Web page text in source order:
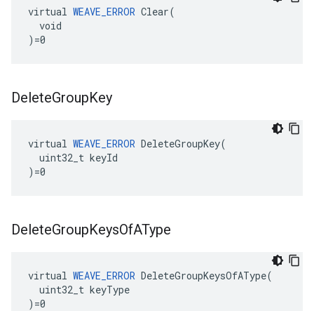
virtual WEAVE_ERROR Clear(
  void
)=0
DeleteGroupKey
virtual WEAVE_ERROR DeleteGroupKey(
  uint32_t keyId
)=0
DeleteGroupKeysOfAType
virtual WEAVE_ERROR DeleteGroupKeysOfAType(
  uint32_t keyType
)=0